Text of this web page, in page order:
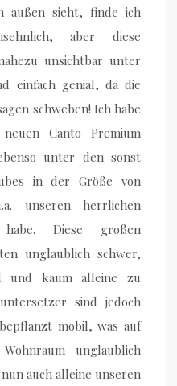
außen sieht, finde ich
aber diese
unsichtbar unter
einfach genial, da die
schweben! Ich habe
Canto Premium
unter den sonst
in der Größe von
unseren herrlichen
habe. Diese großen
unglaublich schwer,
und kaum alleine zu
sind jedoch
mobil, was auf
unglaublich
auch alleine unseren